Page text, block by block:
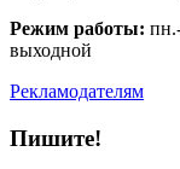
Режим работы:
выходной
Рекламодателям
Пишите!